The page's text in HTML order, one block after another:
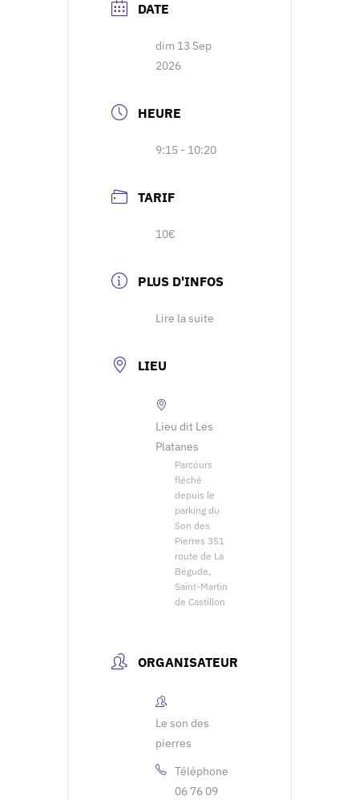
DATE
dim 13 Sep
2026
HEURE
9:15 - 10:20
TARIF
10€
PLUS D'INFOS
Lire la suite
LIEU
Lieu dit Les
Platanes
Parcours
fléché
depuis le
parking du
Son des
Pierres 351
route de La
Bégude,
Saint-Martin
de Castillon
ORGANISATEUR
Le son des
pierres
Téléphone
06 76 09